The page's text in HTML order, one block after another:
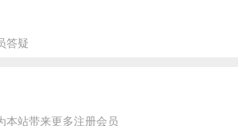
答疑
本站带来更多注册会员